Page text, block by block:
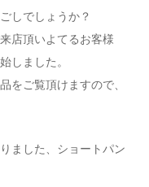
しでしょうか？
店頂いよてるお客様
しました。
をご覧頂けますので、
ました、ショートパン